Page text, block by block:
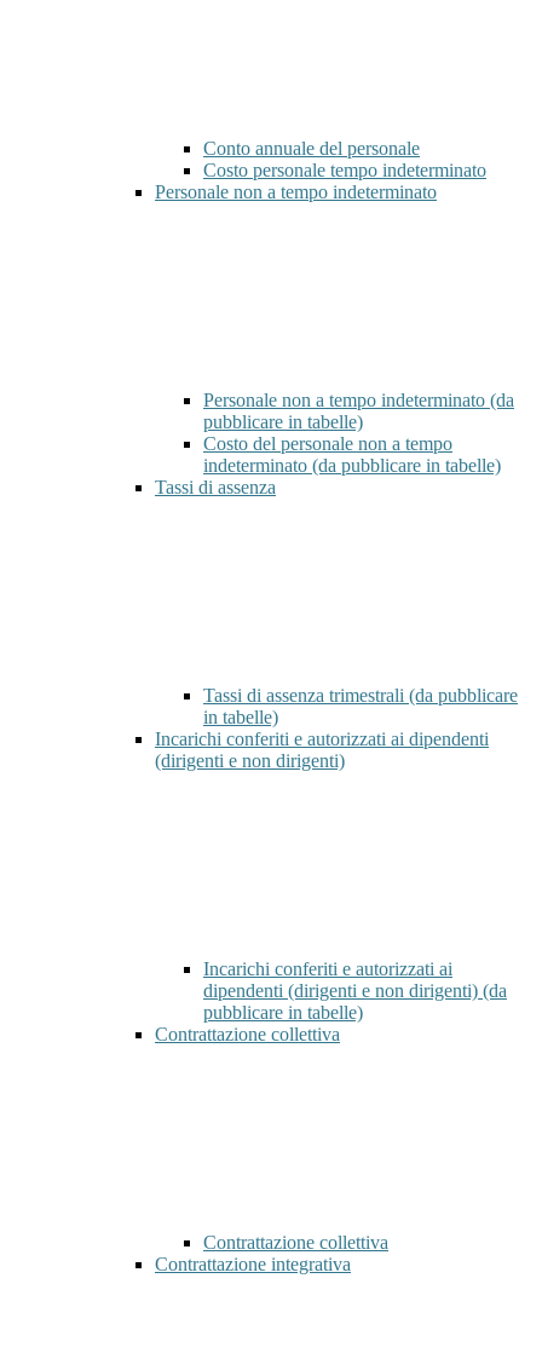
Conto annuale del personale
Costo personale tempo indeterminato
Personale non a tempo indeterminato
Personale non a tempo indeterminato (da
pubblicare in tabelle)
Costo del personale non a tempo
indeterminato (da pubblicare in tabelle)
Tassi di assenza
Tassi di assenza trimestrali (da pubblicare
in tabelle)
Incarichi conferiti e autorizzati ai dipendenti
(dirigenti e non dirigenti)
Incarichi conferiti e autorizzati ai
dipendenti (dirigenti e non dirigenti) (da
pubblicare in tabelle)
Contrattazione collettiva
Contrattazione collettiva
Contrattazione integrativa